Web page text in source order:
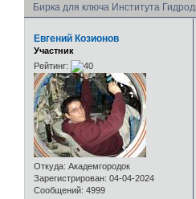
Бирка для ключа Института
Евгений Козионов
Участник
Рейтинг:
Откуда: Академгородок
Зарегистрирован: 04-04-2024
Сообщений: 4999